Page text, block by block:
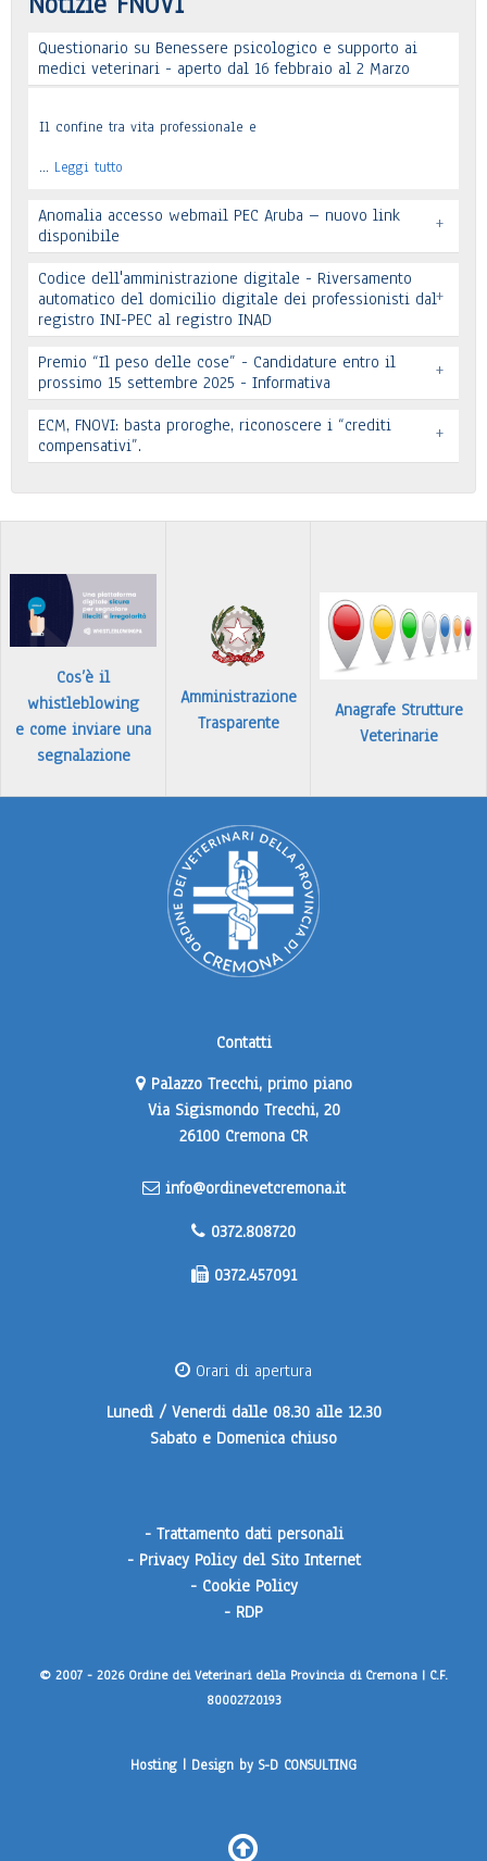
Leggi tutto
Questionario su Benessere psicologico e supporto ai
medici veterinari - aperto dal 16 febbraio al 2 Marzo
Il confine tra vita professionale e
… Leggi tutto
Anomalia accesso webmail PEC Aruba – nuovo link
disponibile
+
Leggi tutto
Codice dell'amministrazione digitale - Riversamento
automatico del domicilio digitale dei professionisti dal
registro INI-PEC al registro INAD
+
Leggi tutto
Premio “Il peso delle cose” - Candidature entro il
prossimo 15 settembre 2025 - Informativa
+
Premio “Il peso delle cose” - Candidature
ECM, FNOVI: basta proroghe, riconoscere i “crediti
compensativi”.
+
Cos’è il
whistleblowing
e come inviare una
segnalazione
Amministrazione
Trasparente
Anagrafe Strutture
Veterinarie
Contatti
Palazzo Trecchi, primo piano
Via Sigismondo Trecchi, 20
26100 Cremona CR
info@ordinevetcremona.it
0372.808720
0372.457091
Orari di apertura
Lunedì / Venerdidalle 08.30 alle 12.30
Sabato e Domenica chiuso
- Trattamento dati personali
- Privacy Policy del Sito Internet
- Cookie Policy
- RDP
© 2007 - 2026 Ordine dei Veterinari della Provincia di Cremona | C.F.
80002720193
Hosting | Design by S-D CONSULTING